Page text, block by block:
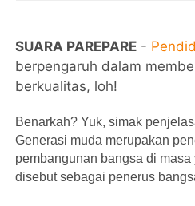
SUARA PAREPARE -
berpengaruh dalam
berkualitas, loh!
Benarkah? Yuk, simak
Generasi muda merupakan
pembangunan bangsa di
disebut sebagai penerus